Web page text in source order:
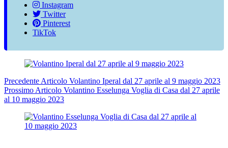
Instagram
Twitter
Pinterest
TikTok
Precedente Articolo Volantino Iperal dal 27 aprile al 9 maggio 2023
Prossimo Articolo Volantino Esselunga Voglia di Casa dal 27 aprile
al 10 maggio 2023